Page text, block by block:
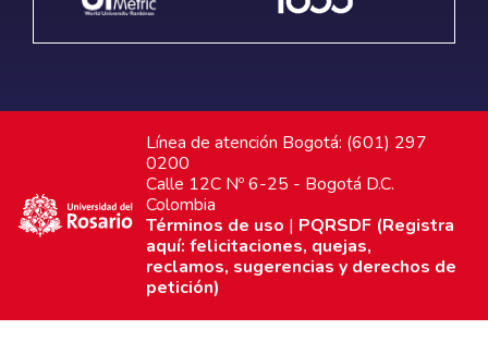
Línea de atención Bogotá: (601) 297
0200
Calle 12C Nº 6-25 - Bogotá D.C.
Colombia
Términos de uso | PQRSDF (Registra
aquí: felicitaciones, quejas,
reclamos, sugerencias y derechos de
petición)